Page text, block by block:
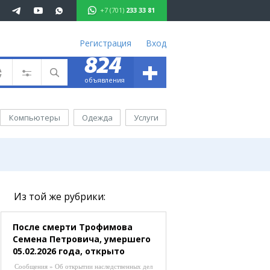
+7 (701) 233 33 81
233 33 81
Регистрация Вход
824
объявления +
Компьютеры Одежда Услуги
Из той же рубрики:
После смерти Трофимова
Семена Петровича, умершего
05.02.2026 года, открыто
наследственное дело. Всем
Сообщения » Об открытии наследственных дел